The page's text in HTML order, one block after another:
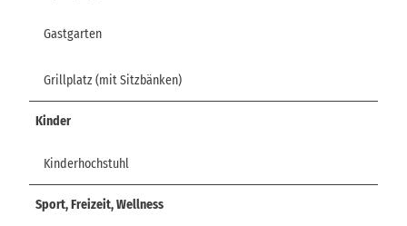
Gastgarten
Grillplatz (mit Sitzbänken)
Kinder
Kinderhochstuhl
Sport, Freizeit, Wellness